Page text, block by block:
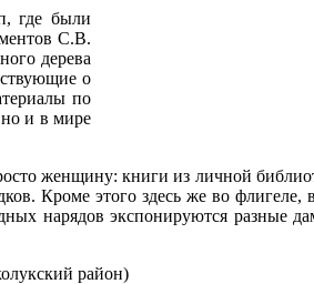
где были
С.В.
дерева
о
по
и в мире
женщину: книги из личной
Кроме этого здесь же во флигеле,
нарядов экспонируются разные
район)